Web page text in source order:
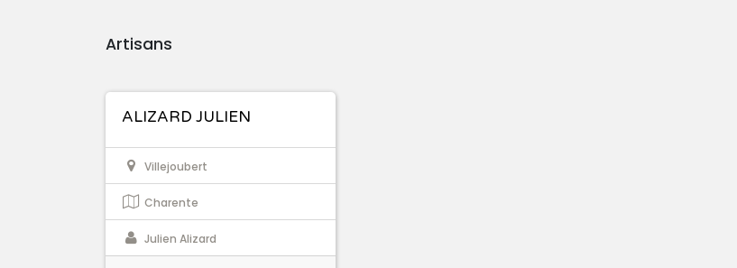
Artisans
ALIZARD JULIEN
Villejoubert
Charente
Julien Alizard